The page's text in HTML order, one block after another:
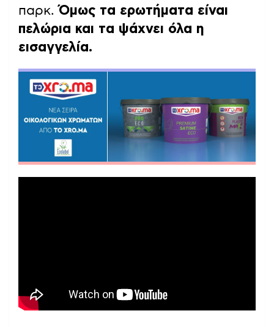
παρκ.Όμως τα ερωτήματα είναι
πελώρια και τα ψάχνει όλα η
εισαγγελία.